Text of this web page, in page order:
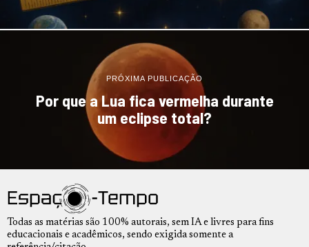
PRÓXIMA PUBLICAÇÃO
Por que a Lua fica vermelha durante
um eclipse total?
Todas as matérias são 100% autorais, sem IA e livres para fins
educacionais e acadêmicos, sendo exigida somente a